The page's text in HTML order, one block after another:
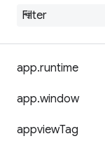
app.runtime
app.window
appviewTag